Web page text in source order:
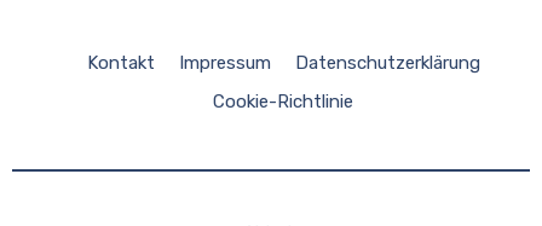
Kontakt Impressum
Datenschutzerklärung
Cookie-Richtlinie